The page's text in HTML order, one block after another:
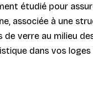
étudié pour
associée à une
verre au milieu
dans vos